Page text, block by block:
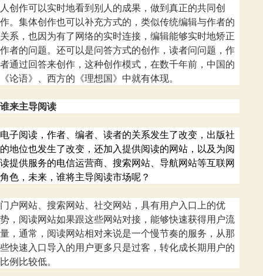
人创作可以实时地看到别人的成果，做到真正的共同创
作。集体创作也可以补充方式的，类似传统编辑与作者的
关系，也因为有了网络的实时连接，编辑能够实时地矫正
作者的问题。还可以是问答方式的创作，读者问问题，作
者通过回答来创作，这种创作模式，在数千年前，中国的
《论语》、西方的《理想国》中就有体现。
谁来主导阅读
电子阅读，作者、编者、读者的关系发生了改变，出版社
的地位也发生了改变，还加入提供阅读的网站，以及为阅
读提供服务的电信运营商、搜索网站、导航网站等互联网
角色，未来，谁将主导阅读市场呢？
门户网站、搜索网站、社交网站，具有用户入口上的优
势，阅读网站如果跟这些网站对接，能够快速获得用户流
量，通常，阅读网站相对来说是一个慢节奏的服务，从那
些快速入口导入的用户更多只是过客，转化成长期用户的
比例比较低。